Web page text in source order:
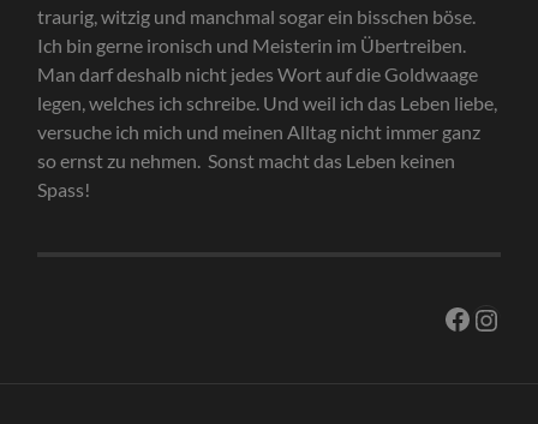
traurig, witzig und manchmal sogar ein bisschen böse.
Ich bin gerne ironisch und Meisterin im Übertreiben.
Man darf deshalb nicht jedes Wort auf die Goldwaage
legen, welches ich schreibe. Und weil ich das Leben liebe,
versuche ich mich und meinen Alltag nicht immer ganz
so ernst zu nehmen. Sonst macht das Leben keinen
Spass!